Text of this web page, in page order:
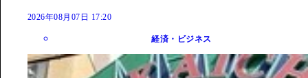
2026年08月07日 17:20
経済・ビジネス